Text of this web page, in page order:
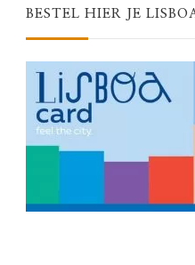
BESTEL HIER JE